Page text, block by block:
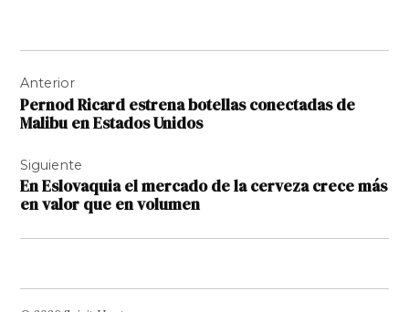
de
entradas
Anterior
Pernod Ricard estrena botellas conectadas de
Malibu en Estados Unidos
Siguiente
En Eslovaquia el mercado de la cerveza crece más
en valor que en volumen